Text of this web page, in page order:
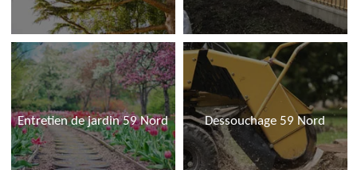
Entretien de jardin 59 Nord Dessouchage 59 Nord